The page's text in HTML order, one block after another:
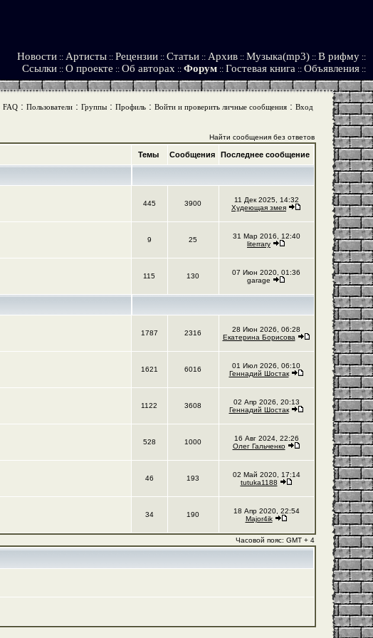
Новости :: Артисты :: Рецензии :: Статьи :: Архив :: Музыка(mp3) :: В рифму ::
Ссылки :: О проекте :: Об авторах :: Форум :: Гостевая книга :: Объявления ::
FAQ: Пользователи: Группы: Профиль: Войти и проверить личные сообщения: Вход
Найти сообщения без ответов
Темы Сообщения Последнее сообщение
445 3900
11 Дек 2025, 14:32
Худеющая змея
9 25
31 Мар 2016, 12:40
literrary
115 130
07 Июн 2020, 01:36
garage
1787 2316
28 Июн 2026, 06:28
Екатерина Борисова
1621 6016
01 Июл 2026, 06:10
Геннадий Шостак
1122 3608
02 Апр 2026, 20:13
Геннадий Шостак
528 1000
16 Авг 2024, 22:26
Олег Гальченко
46 193
02 Май 2020, 17:14
tutuka1188
34 190
18 Апр 2020, 22:54
Major4ik
Часовой пояс: GMT + 4